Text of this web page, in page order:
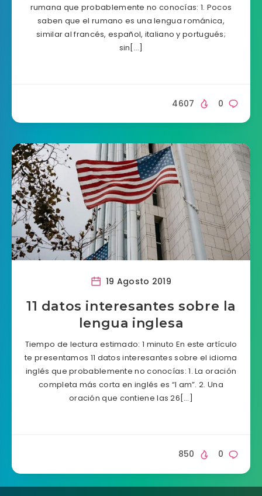
rumana que probablemente no conocías: 1. Pocos
saben que el rumano es una lengua románica,
similar al francés, español, italiano y portugués;
sin[…]
0
4607
19 Agosto 2019
11 datos interesantes sobre la
lengua inglesa
Tiempo de lectura estimado: 1 minuto En este artículo
te presentamos 11 datos interesantes sobre el idioma
inglés que probablemente no conocías: 1. La oración
completa más corta en inglés es “I am”. 2. Una
oración que contiene las 26[…]
0
850